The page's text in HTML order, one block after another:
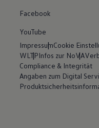
Facebook
YouTube
ImpressumCookie
WLTPInfos zur NoVA
Compliance & Integrität
Angaben zum Digital